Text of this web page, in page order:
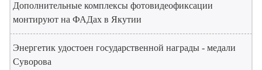
Дополнительные комплексы фотовидеофиксации
монтируют на ФАДах в Якутии
Энергетик удостоен государственной награды - медали
Суворова